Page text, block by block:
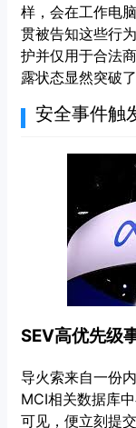
样，会在工作电
贯被告知这些行
护并仅用于合法
露状态显然突破
安全事件触
SEV高优先级
导火索来自一份
MCI相关数据库
可见，便立刻提